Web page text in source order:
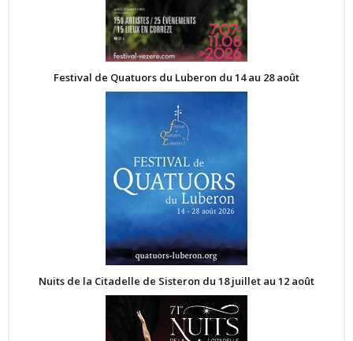
Festival de Quatuors du Luberon du 14 au 28 août
Nuits de la Citadelle de Sisteron du 18 juillet au 12 août